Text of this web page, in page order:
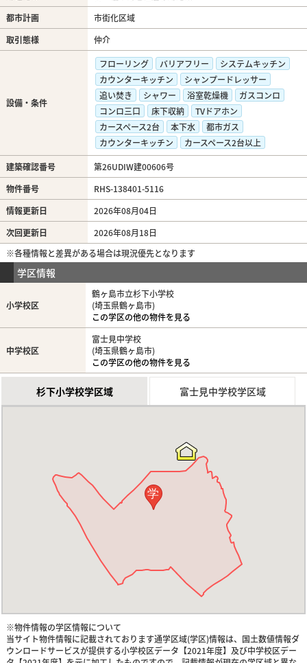
都市計画
市街化区域
取引態様
仲介
設備・条件
フローリング バリアフリー
システムキッチン
カウンターキッチン
シャンプードレッサー
追い焚き
シャワー 浴室乾燥機
ガスコンロ
コンロ三口
床下収納
TVドアホン
カースペース2台
本下水
都市ガス
カウンターキッチン
カースペース2台以上
建築確認番号
第26UDIW建00606号
物件番号
RHS-138401-5116
情報更新日
2026年08月04日
次回更新日
2026年08月18日
※各種情報と差異がある場合は現況優先となります
学区情報
小学校区
鶴ヶ島市立杉下小学校
(埼玉県鶴ヶ島市)
この学区の他の物件を見る
中学校区
富士見中学校
(埼玉県鶴ヶ島市)
この学区の他の物件を見る
杉下小学校学区域 富士見中学校学区域
学
※物件情報の学区情報について
当サイト物件情報に記載されております通学区域(学区)情報は、国土数値情報ダ
ウンロードサービスが提供する小学校区データ【2021年度】及び中学校区デー